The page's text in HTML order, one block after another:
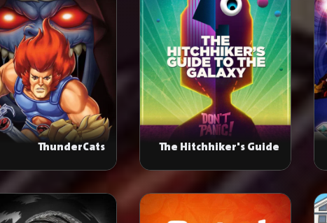
The Hitchhiker's Guide
ThunderCats